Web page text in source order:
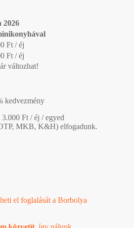
2026
Ft / éj
Ft / éj
változhat!
kedvezmény
Ft / éj / egyed
MKB, K&H) elfogadunk.
el foglalását a Borbolya